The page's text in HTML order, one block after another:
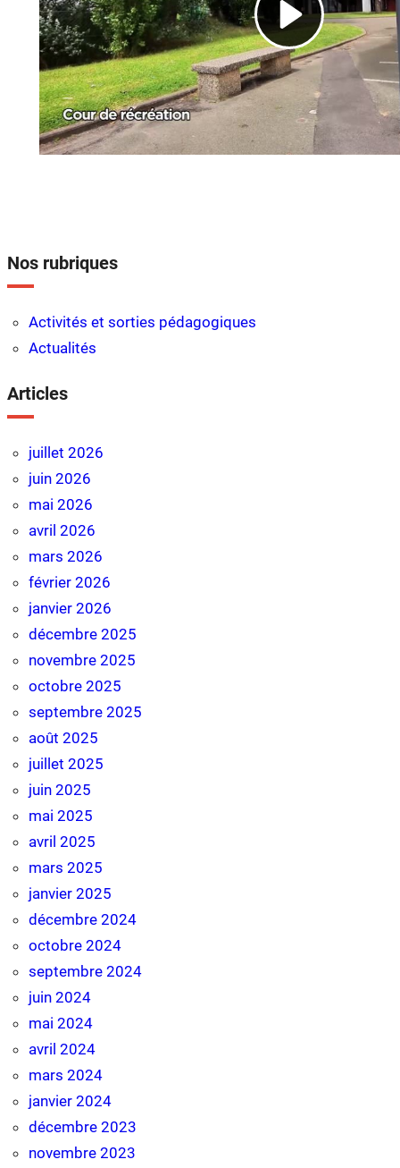
Nos rubriques
Activités et sorties pédagogiques
Actualités
Articles
juillet 2026
juin 2026
mai 2026
avril 2026
mars 2026
février 2026
janvier 2026
décembre 2025
novembre 2025
octobre 2025
septembre 2025
août 2025
juillet 2025
juin 2025
mai 2025
avril 2025
mars 2025
janvier 2025
décembre 2024
octobre 2024
septembre 2024
juin 2024
mai 2024
avril 2024
mars 2024
janvier 2024
décembre 2023
novembre 2023